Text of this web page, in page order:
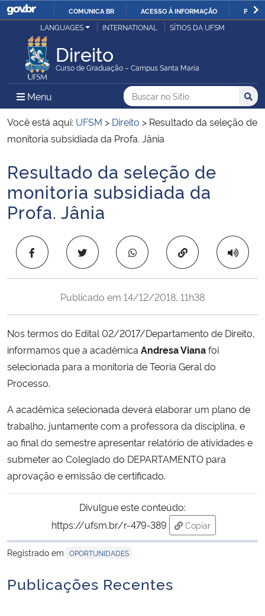
IR
COMUNICA BR ACESSO À INFORMAÇÃO
Ministério da Justiça e Segurança Pública
Ministério da Defesa
Ministério das Relações Exteriores
Ministério da Infraestrutura
Ministério da Agricultura, Pecuária e Abastecimento
Ministério da Educação
Ministério de Minas e Energia
Ministério da Ciência, Tecnologia, Inovações e Comunicações
Ministério do Turismo
Ministério do Desenvolvimento Regional
Controladoria-Geral da União
Ministério da Mulher, da Família e dos Direitos Humanos
Secretaria-Geral
Secretaria de Governo
LANGUAGES INTERNATIONAL SÍTIOS DA UFSM
Direito
Curso de Graduação – Campus Santa Maria
Menu Menu Principal do Sítio
Busca
Buscar no no Sítio
Busca:
Você está aqui: UFSM > Direito > Resultado da seleção de
monitoria subsidiada da Profa. Jânia
Início do conteúdo
Resultado da seleção de
monitoria subsidiada da
Profa. Jânia
Copiar para área
Publicado em 14/12/2018, 11h38
Nos termos do Edital 02/2017/Departamento de Direito,
informamos que a acadêmica Andresa Vianafoi
selecionada para a monitoria de Teoria Geral do
Processo.
A acadêmica selecionada deverá elaborar um plano de
trabalho, juntamente com a professora da disciplina, e
ao final do semestre apresentar relatório de atividades e
submeter ao Colegiado do DEPARTAMENTO para
aprovação e emissão de certificado.
Divulgue este conteúdo:
https://ufsm.br/r-479-389
Copiar
para área de
Registrado em OPORTUNIDADES
Publicações Recentes